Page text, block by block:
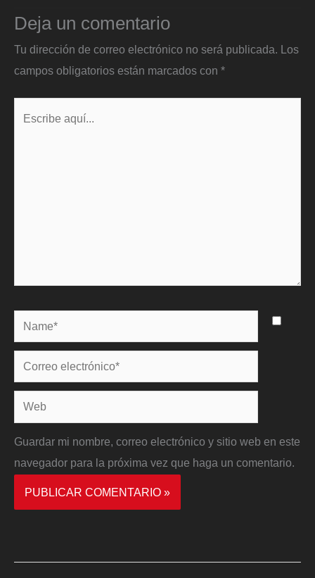
Deja un comentario
Tu dirección de correo electrónico no será publicada. Los
campos obligatorios están marcados con *
Name*
Correo
electrónico*
Web
Guardar mi nombre, correo electrónico y sitio web en este
navegador para la próxima vez que haga un comentario.